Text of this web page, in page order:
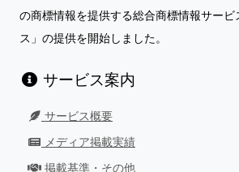
の商標情報を提供する総合商標情報サービ
ス」の提供を開始しました。
サービス案内
サービス概要
メディア掲載実績
掲載基準・その他